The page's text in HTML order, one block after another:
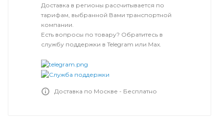
Доставка в регионы рассчитывается по
тарифам, выбранной Вами транспортной
компании.
Есть вопросы по товару? Обратитесь в
службу поддержки в Telegram или Max.
Доставка по Москве - Бесплатно